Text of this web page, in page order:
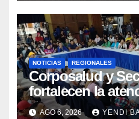
NOTICIAS REGIONALES
Corposalud y
fortalecen la
municipios
AGO 6, 2026 YENDI